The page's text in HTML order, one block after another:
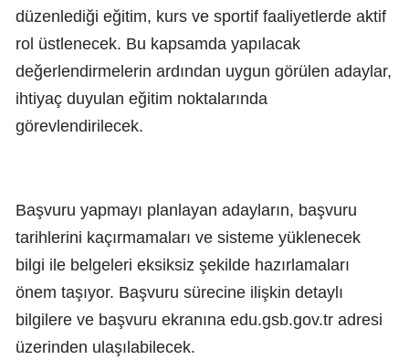
düzenlediği eğitim, kurs ve sportif faaliyetlerde aktif
rol üstlenecek. Bu kapsamda yapılacak
değerlendirmelerin ardından uygun görülen adaylar,
ihtiyaç duyulan eğitim noktalarında
görevlendirilecek.
Başvuru yapmayı planlayan adayların, başvuru
tarihlerini kaçırmamaları ve sisteme yüklenecek
bilgi ile belgeleri eksiksiz şekilde hazırlamaları
önem taşıyor. Başvuru sürecine ilişkin detaylı
bilgilere ve başvuru ekranına edu.gsb.gov.tr adresi
üzerinden ulaşılabilecek.